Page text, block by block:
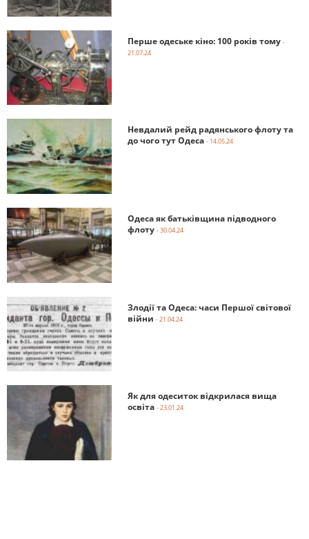
Перше одеське кіно: 100 років тому -
21.07.24
Невдалий рейд радянського флоту та
до чого тут Одеса - 14.05.24
Одеса як батьківщина підводного
флоту - 30.04.24
Злодії та Одеса: часи Першої світової
війни - 21.04.24
Як для одеситок відкрилася вища
освіта - 23.01.24